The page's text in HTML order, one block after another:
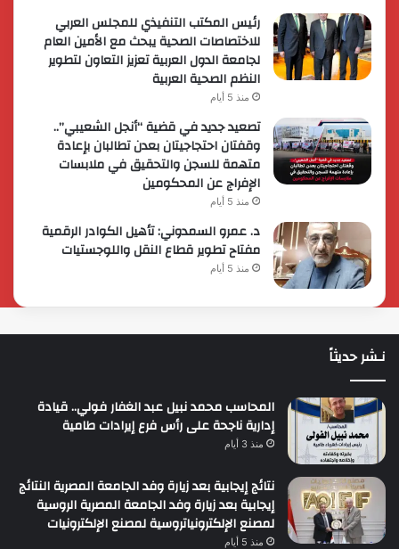
رئيس المكتب التنفيذي للمجلس العربي
للاختصاصات الصحية يبحث مع الأمين العام
لجامعة الدول العربية تعزيز التعاون لتطوير
النظم الصحية العربية
منذ 5 أيام
تصعيد جديد في قضية “أنجل الشعيبي”..
وقفتان احتجاجيتان بعدن تطالبان بإعادة
متهمة للسجن والتحقيق في ملابسات
الإفراج عن المحكومين
منذ 5 أيام
د. عمرو السمدوني: تأهيل الكوادر الرقمية
مفتاح تطوير قطاع النقل واللوجستيات
منذ 5 أيام
نـشر حديثاً
المحاسب محمد نبيل عبد الغفار فولي.. قيادة
إدارية ناجحة على رأس فرع إيرادات طامية
منذ 3 أيام
نتائج إيجابية بعد زيارة وفد الجامعة المصرية النتائج
إيجابية بعد زيارة وفد الجامعة المصرية الروسية
لمصنع الإلكترونياتروسية لمصنع الإلكترونيات
منذ 5 أيام